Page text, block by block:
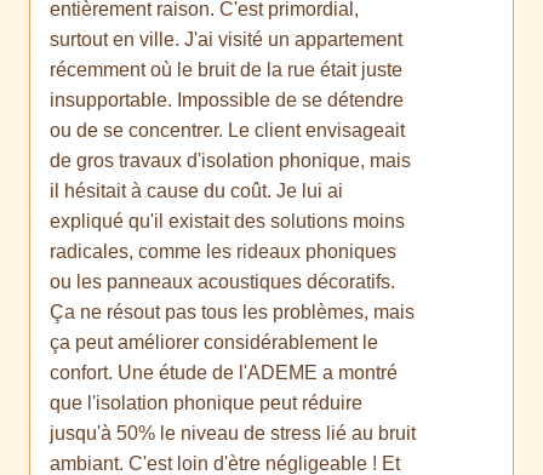
entièrement raison. C'est primordial,
surtout en ville. J'ai visité un appartement
récemment où le bruit de la rue était juste
insupportable. Impossible de se détendre
ou de se concentrer. Le client envisageait
de gros travaux d'isolation phonique, mais
il hésitait à cause du coût. Je lui ai
expliqué qu'il existait des solutions moins
radicales, comme les rideaux phoniques
ou les panneaux acoustiques décoratifs.
Ça ne résout pas tous les problèmes, mais
ça peut améliorer considérablement le
confort. Une étude de l'ADEME a montré
que l'isolation phonique peut réduire
jusqu'à 50% le niveau de stress lié au bruit
ambiant. C'est loin d'ètre négligeable ! Et